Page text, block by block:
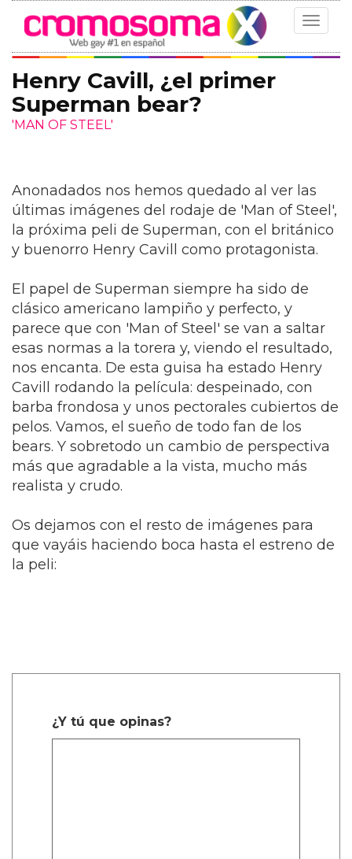
Toggle
Henry Cavill, ¿el primer
Superman bear?
'MAN OF STEEL'
Anonadados nos hemos quedado al ver las
últimas imágenes del rodaje de 'Man of Steel',
la próxima peli de Superman, con el británico
y buenorro Henry Cavill como protagonista.
El papel de Superman siempre ha sido de
clásico americano lampiño y perfecto, y
parece que con 'Man of Steel' se van a saltar
esas normas a la torera y, viendo el resultado,
nos encanta. De esta guisa ha estado Henry
Cavill rodando la película: despeinado, con
barba frondosa y unos pectorales cubiertos de
pelos. Vamos, el sueño de todo fan de los
bears. Y sobretodo un cambio de perspectiva
más que agradable a la vista, mucho más
realista y crudo.
Os dejamos con el resto de imágenes para
que vayáis haciendo boca hasta el estreno de
la peli:
¿Y tú que opinas?